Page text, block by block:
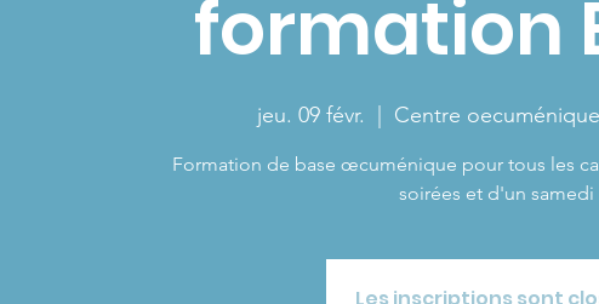
formation
jeu. 09 févr. Centre
Formation de base œcuménique pour tous les
soirées et d'un samedi